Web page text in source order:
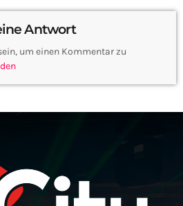
Antwort
um einen Kommentar zu